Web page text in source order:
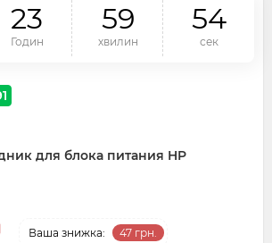
23
Годин
59
хвилин
54
сек
для блока питания HP
Ваша знижка: 47 грн.